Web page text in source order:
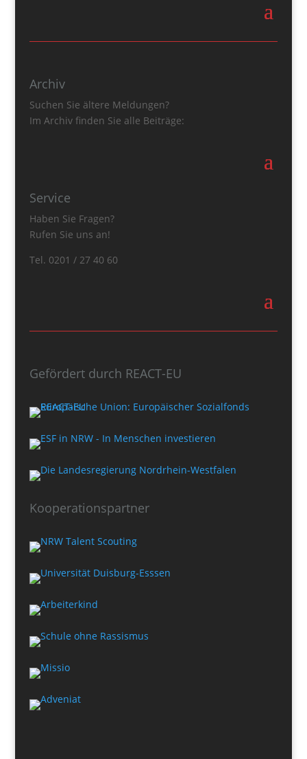
Archiv
Suchen Sie ältere Meldungen?
Im Archiv finden Sie alle Beiträge:
Service
Haben Sie Fragen?
Rufen Sie uns an!
Tel. 0201 / 27 40 60
Gefördert durch REACT-EU
Kooperationspartner